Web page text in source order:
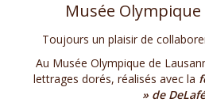
Musée
Toujours un plaisir de
Au Musée Olympique de
lettrages dorés, réalisés avec la
» de